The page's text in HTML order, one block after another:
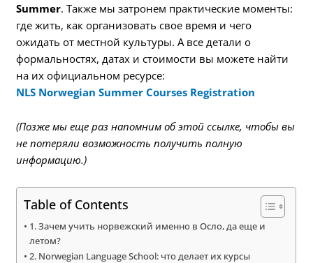
Summer. Также мы затронем практические моменты:
где жить, как организовать свое время и чего
ожидать от местной культуры. А все детали о
формальностях, датах и стоимости вы можете найти
на их официальном ресурсе:
NLS Norwegian Summer Courses Registration
(Позже мы еще раз напомним об этой ссылке, чтобы вы
не потеряли возможность получить полную
информацию.)
Table of Contents
1. Зачем учить норвежский именно в Осло, да еще и
летом?
2. Norwegian Language School: что делает их курсы